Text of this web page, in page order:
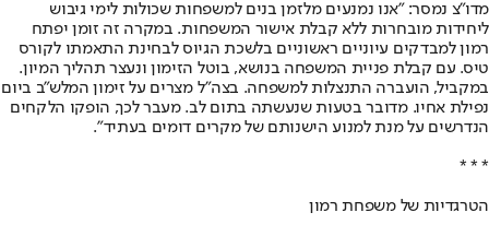
מדו"צ נמסר: "אנו נמנעים מלזמן בנים למשפחות שכולות לימי גיבוש
ליחידות מובחרות ללא קבלת אישור המשפחות. במקרה זה זומן יפתח
רמון למבדקים עיוניים ראשוניים בלשכת הגיוס לבחינת התאמתו לקורס
טיס. עם קבלת פניית המשפחה בנושא, בוטל הזימון ונעצר תהליך המיון.
במקביל, הועברה התנצלות למשפחה. בצה"ל מצרים על זימון המלש"ב ביום
נפילת אחיו. מדובר בטעות שנעשתה בתום לב. מעבר לכך, הופקו הלקחים
הנדרשים על מנת למנוע הישנותם של מקרים דומים בעתיד".
* * *
הטרגדיות של משפחת רמון